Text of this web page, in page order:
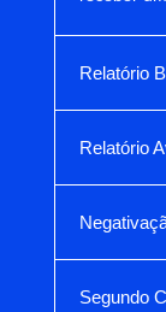
Relatório
Relatório
Segundo